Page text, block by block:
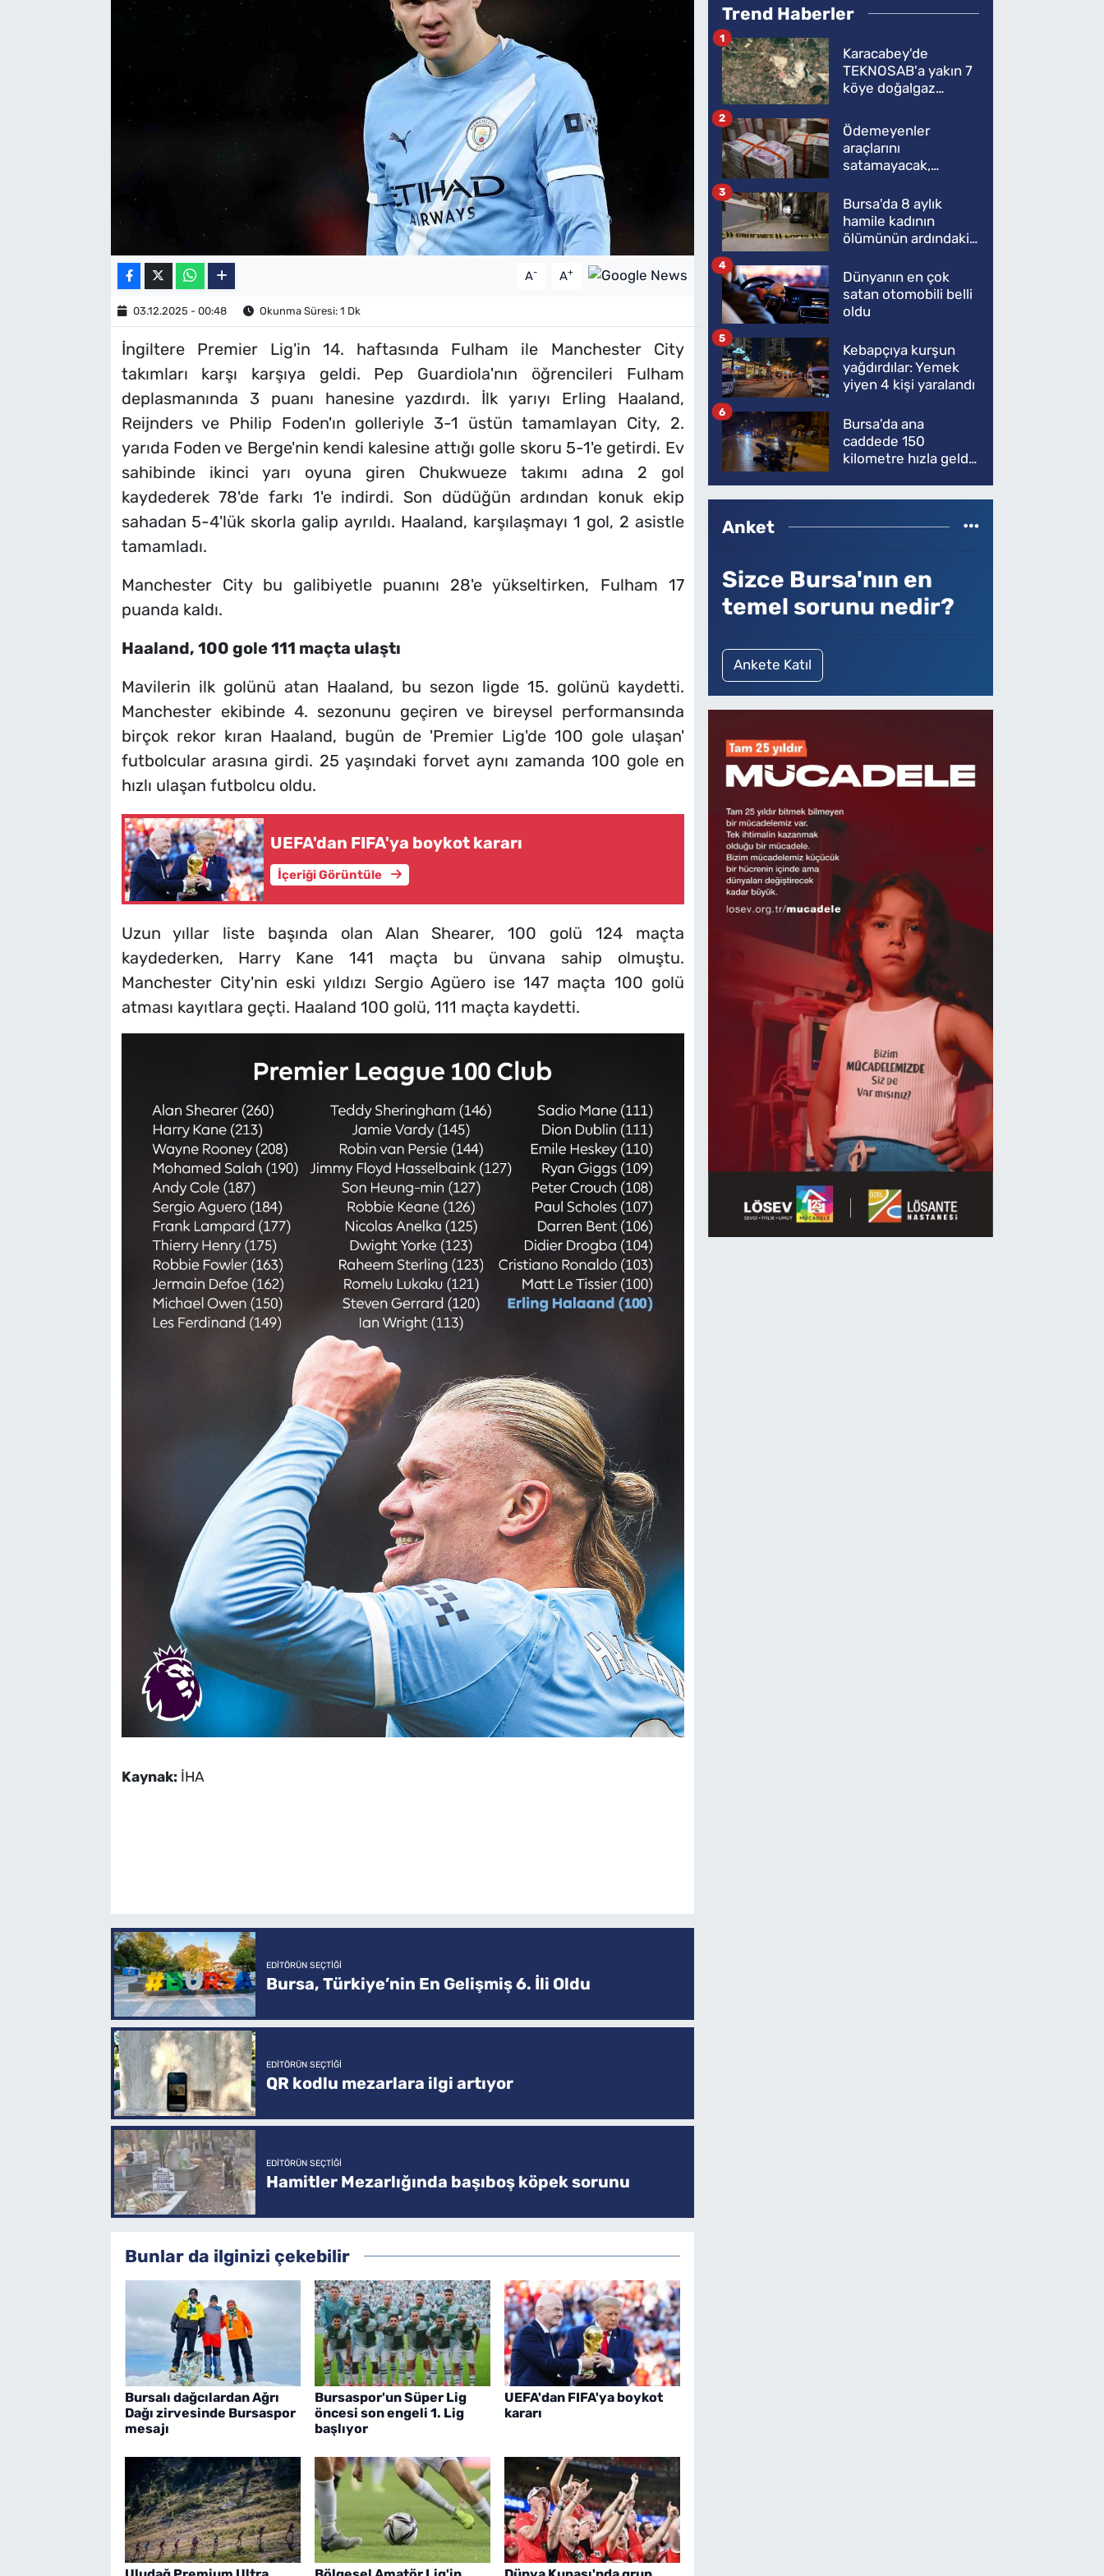
A- A+
03.12.2025 - 00:48 Okunma Süresi: 1 Dk
İngiltere Premier Lig'in 14. haftasında Fulham ile Manchester City
takımları karşı karşıya geldi. Pep Guardiola'nın öğrencileri Fulham
deplasmanında 3 puanı hanesine yazdırdı. İlk yarıyı Erling Haaland,
Reijnders ve Philip Foden'ın golleriyle 3-1 üstün tamamlayan City, 2.
yarıda Foden ve Berge'nin kendi kalesine attığı golle skoru 5-1'e getirdi. Ev
sahibinde ikinci yarı oyuna giren Chukwueze takımı adına 2 gol
kaydederek 78'de farkı 1'e indirdi. Son düdüğün ardından konuk ekip
sahadan 5-4'lük skorla galip ayrıldı. Haaland, karşılaşmayı 1 gol, 2 asistle
tamamladı.
Manchester City bu galibiyetle puanını 28'e yükseltirken, Fulham 17
puanda kaldı.
Haaland, 100 gole 111 maçta ulaştı
Mavilerin ilk golünü atan Haaland, bu sezon ligde 15. golünü kaydetti.
Manchester ekibinde 4. sezonunu geçiren ve bireysel performansında
birçok rekor kıran Haaland, bugün de 'Premier Lig'de 100 gole ulaşan'
futbolcular arasına girdi. 25 yaşındaki forvet aynı zamanda 100 gole en
hızlı ulaşan futbolcu oldu.
UEFA'dan FIFA'ya boykot kararı
İçeriği Görüntüle
Uzun yıllar liste başında olan Alan Shearer, 100 golü 124 maçta
kaydederken, Harry Kane 141 maçta bu ünvana sahip olmuştu.
Manchester City'nin eski yıldızı Sergio Agüero ise 147 maçta 100 golü
atması kayıtlara geçti. Haaland 100 golü, 111 maçta kaydetti.
Kaynak: İHA
EDITÖRÜN SEÇTIĞI
Bursa, Türkiye’nin En Gelişmiş 6. İli Oldu
EDITÖRÜN SEÇTIĞI
QR kodlu mezarlara ilgi artıyor
EDITÖRÜN SEÇTIĞI
Hamitler Mezarlığında başıboş köpek sorunu
Bunlar da ilginizi çekebilir
Bursalı dağcılardan Ağrı
Dağı zirvesinde Bursaspor
mesajı
Bursaspor'un Süper Lig
öncesi son engeli 1. Lig
başlıyor
UEFA'dan FIFA'ya boykot
kararı
Trend Haberler
Karacabey'de
TEKNOSAB'a yakın 7
köye doğalgaz
1
Ödemeyenler
araçlarını
satamayacak,
2
Bursa'da 8 aylık
hamile kadının
ölümünün ardındaki
3
Dünyanın en çok
satan otomobili belli
oldu
4
Kebapçıya kurşun
yağdırdılar: Yemek
yiyen 4 kişi yaralandı
5
Bursa'da ana
caddede 150
kilometre hızla geldi,
6
Anket
Sizce Bursa'nın en
temel sorunu nedir?
Ankete Katıl
TV REHBERİ